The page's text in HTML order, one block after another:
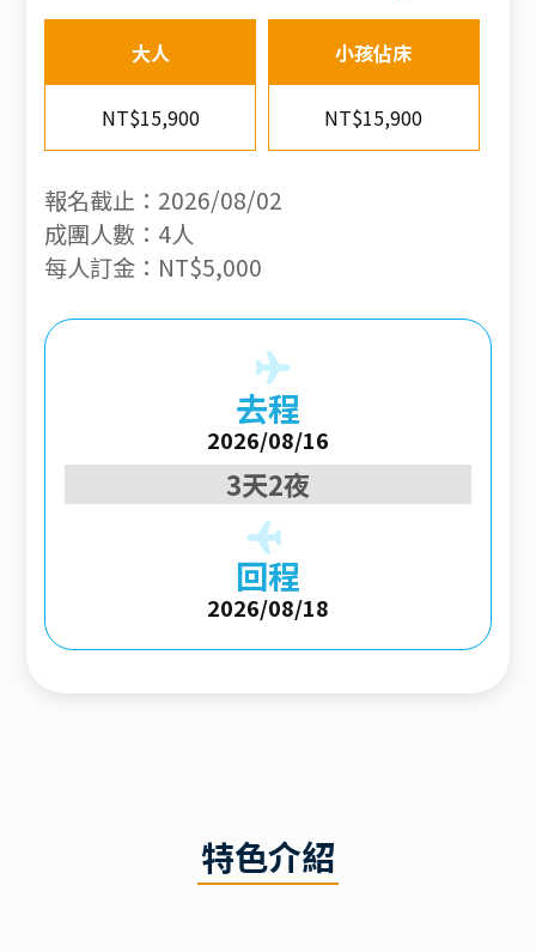
大人
NT$15,900
小孩佔床
NT$15,900
報名截止：2026/08/02
成團人數：4人
每人訂金：NT$5,000
去程
2026/08/16
3天2夜
回程
2026/08/18
特色介紹